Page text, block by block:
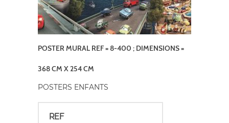
POSTER MURAL REF = 8-400 ; DIMENSIONS =
368 CM X 254 CM
POSTERS ENFANTS
REF